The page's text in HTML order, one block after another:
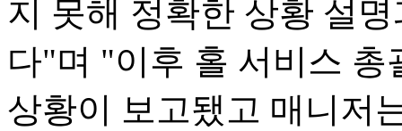
지 못해 정확한 상황 설
다"며 "이후 홀 서비스
상황이 보고됐고 매니저